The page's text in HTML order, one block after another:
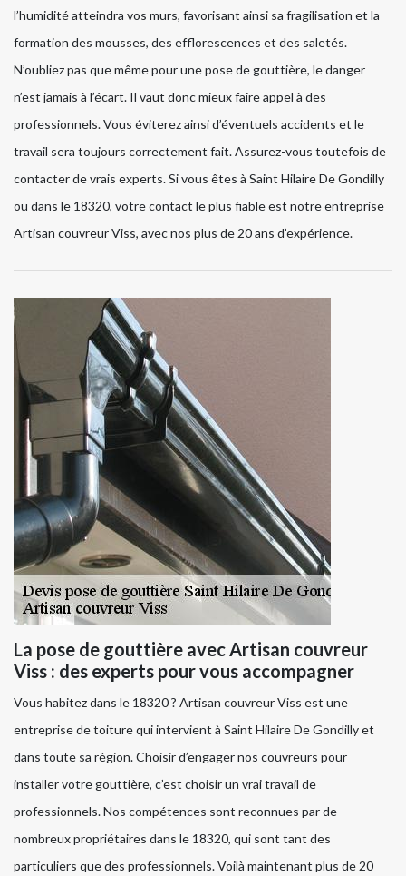
l’humidité atteindra vos murs, favorisant ainsi sa fragilisation et la
formation des mousses, des efflorescences et des saletés.
N’oubliez pas que même pour une pose de gouttière, le danger
n’est jamais à l’écart. Il vaut donc mieux faire appel à des
professionnels. Vous éviterez ainsi d’éventuels accidents et le
travail sera toujours correctement fait. Assurez-vous toutefois de
contacter de vrais experts. Si vous êtes à Saint Hilaire De Gondilly
ou dans le 18320, votre contact le plus fiable est notre entreprise
Artisan couvreur Viss, avec nos plus de 20 ans d’expérience.
La pose de gouttière avec Artisan couvreur
Viss : des experts pour vous accompagner
Vous habitez dans le 18320 ? Artisan couvreur Viss est une
entreprise de toiture qui intervient à Saint Hilaire De Gondilly et
dans toute sa région. Choisir d’engager nos couvreurs pour
installer votre gouttière, c’est choisir un vrai travail de
professionnels. Nos compétences sont reconnues par de
nombreux propriétaires dans le 18320, qui sont tant des
particuliers que des professionnels. Voilà maintenant plus de 20